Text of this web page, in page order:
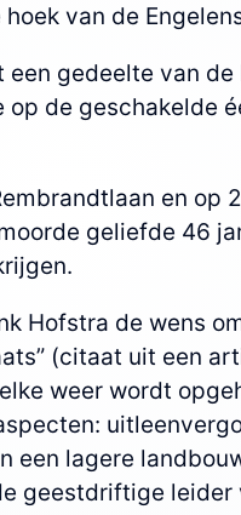
van de
gedeelte van
de geschakelde
en
geliefde
Hofstra de wens
(citaat uit een
weer wordt
lagere
geestdriftige